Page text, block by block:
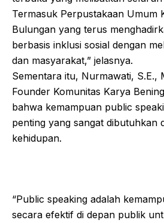
Termasuk Perpustakaan Umum
Bulungan yang terus
berbasis inklusi sosial dengan
dan masyarakat,” jelasnya.
Sementara itu, Nurmawati, S.E.,
Founder Komunitas Karya
bahwa kemampuan public
penting yang sangat dibutuhkan
kehidupan.
“Public speaking adalah
secara efektif di depan publik